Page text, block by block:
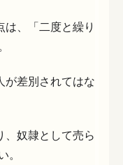
、「二度と繰り
が差別されてはな
、奴隷として売ら
。